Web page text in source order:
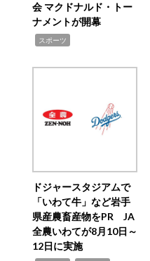
会 マクドナルド・トー
ナメントが開幕
スポーツ
ドジャースタジアムで
「いわて牛」など岩手
県産農畜産物をPR JA
全農いわてが8月10日～
12日に実施